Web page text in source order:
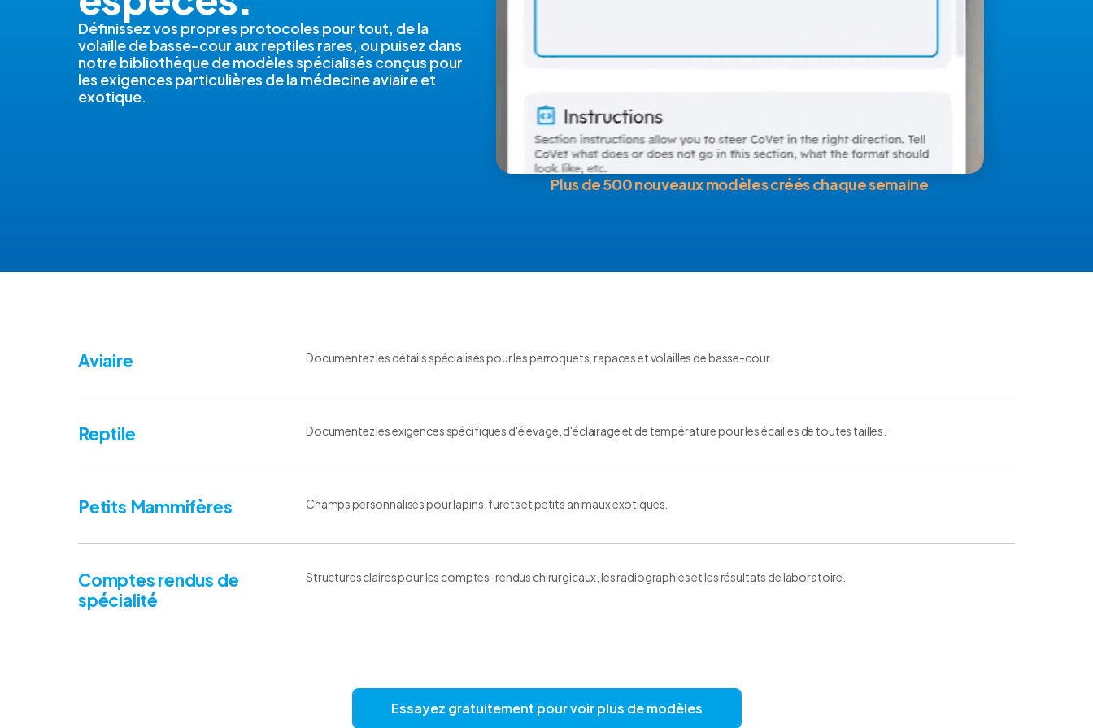
Définissez vos propres protocoles pour tout, de la
volaille de basse-cour aux reptiles rares, ou puisez dans
notre bibliothèque de modèles spécialisés conçus pour
les exigences particulières de la médecine aviaire et
exotique.
Plus de 500 nouveaux modèles créés chaque semaine
Aviaire Documentez les détails spécialisés pour les perroquets, rapaces et volailles de basse-cour.
Reptile Documentez les exigences spécifiques d'élevage, d'éclairage et de température pour les écailles de toutes tailles.
Petits Mammifères Champs personnalisés pour lapins, furets et petits animaux exotiques.
Comptes rendus de
spécialité
Structures claires pour les comptes-rendus chirurgicaux, les radiographies et les résultats de laboratoire.
Essayez gratuitement pour voir plus de modèles